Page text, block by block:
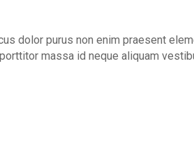
dolor purus non enim praesent
massa id neque aliquam